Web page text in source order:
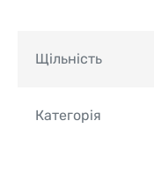
Щільність
Категорія